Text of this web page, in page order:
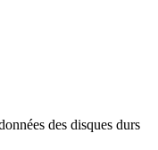
des disques durs